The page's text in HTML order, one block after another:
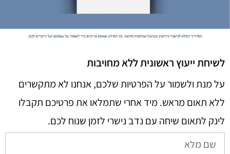
לשיחת ייעוץ ראשונית ללא מחויבות
על מנת ולשמור על הפרטיות שלכם, אנחנו לא מתקשרים
ללא תאום מראש. מיד אחרי שתמלאו את פרטיכם תקבלו
לינק לתאום שיחה עם נדב נישרי לזמן שנוח לכם.​